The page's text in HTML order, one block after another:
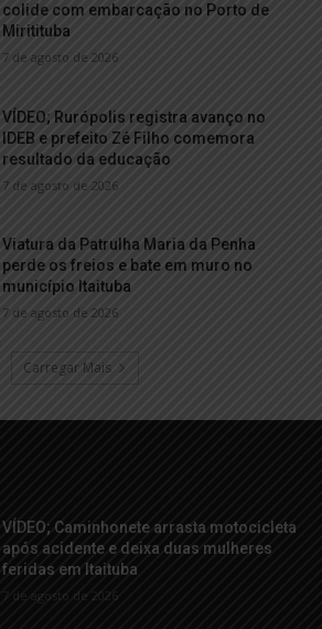
colide com embarcação no Porto de
Miritituba
7 de agosto de 2026
VÍDEO; Rurópolis registra avanço no
IDEB e prefeito Zé Filho comemora
resultado da educação
7 de agosto de 2026
Viatura da Patrulha Maria da Penha
perde os freios e bate em muro no
município Itaituba
7 de agosto de 2026
Carregar Mais
VÍDEO; Caminhonete arrasta motocicleta
após acidente e deixa duas mulheres
feridas em Itaituba
7 de agosto de 2026